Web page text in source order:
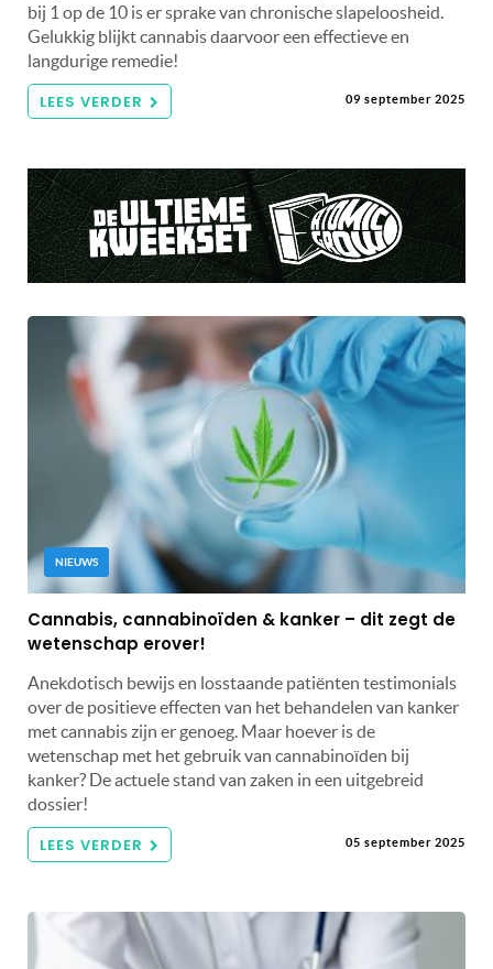
bij 1 op de 10 is er sprake van chronische slapeloosheid.
Gelukkig blijkt cannabis daarvoor een effectieve en
langdurige remedie!
LEES VERDER 09 september 2025
NIEUWS
Cannabis, cannabinoïden & kanker – dit zegt de
wetenschap erover!
Anekdotisch bewijs en losstaande patiënten testimonials
over de positieve effecten van het behandelen van kanker
met cannabis zijn er genoeg. Maar hoever is de
wetenschap met het gebruik van cannabinoïden bij
kanker? De actuele stand van zaken in een uitgebreid
dossier!
LEES VERDER 05 september 2025